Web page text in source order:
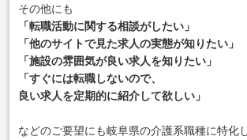
その他にも
「転職活動に関する相談がしたい」
「他のサイトで見た求人の実態が知りたい」
「施設の雰囲気が良い求人を知りたい」
「すぐには転職しないので、
良い求人を定期的に紹介して欲しい」
などのご要望にも岐阜県の介護系職種に特化